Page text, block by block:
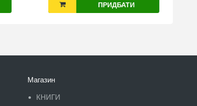
ПРИДБАТИ
Магазин
КНИГИ